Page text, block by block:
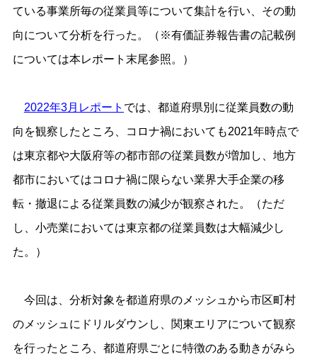
ている事業所毎の従業員等について集計を行い、その動
向について分析を行った。（※有価証券報告書の記載例
については本レポート末尾参照。）
2022年3月レポート では、都道府県別に従業員数の動
向を観察したところ、コロナ禍においても2021年時点で
は東京都や大阪府等の都市部の従業員数が増加し、地方
都市においてはコロナ禍に限らない業界大手企業の移
転・撤退による従業員数の減少が観察された。（ただ
し、小売業においては東京都の従業員数は大幅減少し
た。）
今回は、分析対象を都道府県のメッシュから市区町村
のメッシュにドリルダウンし、関東エリアについて観察
を行ったところ、都道府県ごとに特徴のある動きがみら